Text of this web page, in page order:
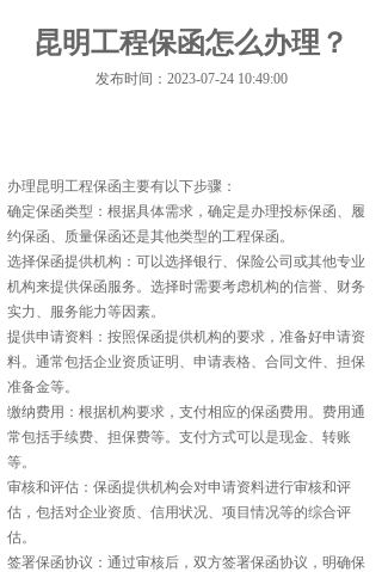
昆明工程保函怎么办理？
发布时间：2023-07-24 10:49:00
办理昆明工程保函主要有以下步骤：
确定保函类型：根据具体需求，确定是办理投标保函、履
约保函、质量保函还是其他类型的工程保函。
选择保函提供机构：可以选择银行、保险公司或其他专业
机构来提供保函服务。选择时需要考虑机构的信誉、财务
实力、服务能力等因素。
提供申请资料：按照保函提供机构的要求，准备好申请资
料。通常包括企业资质证明、申请表格、合同文件、担保
准备金等。
缴纳费用：根据机构要求，支付相应的保函费用。费用通
常包括手续费、担保费等。支付方式可以是现金、转账
等。
审核和评估：保函提供机构会对申请资料进行审核和评
估，包括对企业资质、信用状况、项目情况等的综合评
估。
签署保函协议：通过审核后，双方签署保函协议，明确保